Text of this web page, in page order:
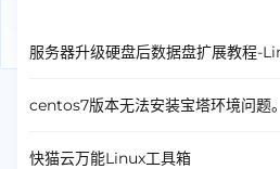
服务器升级硬盘后数据盘扩展教程-
centos7版本无法安装宝塔环境问题。
快猫云万能Linux工具箱